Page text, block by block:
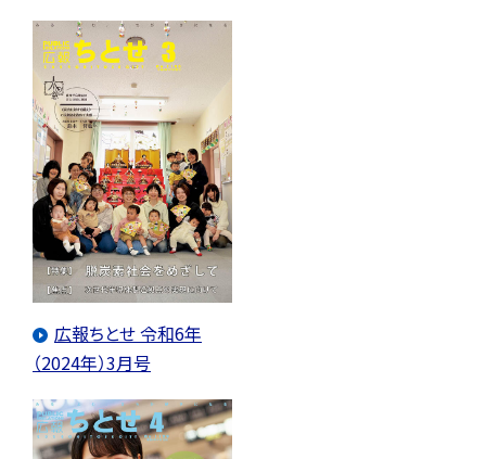
広報ちとせ 令和6年
（2024年）3月号